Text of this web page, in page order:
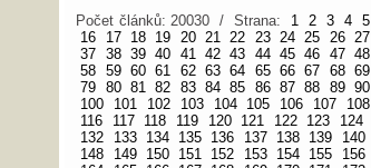
Počet článků: 20030 / Strana: 1 2 3 4 5
16
17 18 19 20 21 22 23 24 25 26 27
37 38 39 40 41 42 43 44 45 46 47 48
58 59 60 61 62 63 64 65 66 67 68 69
79 80 81 82 83 84 85 86 87 88 89 90
100
101 102 103 104 105 106 107 108
116
117 118 119 120 121 122 123 124
132
133 134 135 136 137 138 139 140
148
149 150 151 152 153 154 155 156